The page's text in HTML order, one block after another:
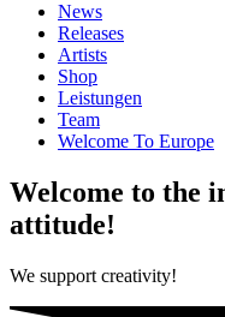
News
Releases
Artists
Shop
Leistungen
Team
Welcome To Europe
Welcome to the
attitude!
We support creativity!